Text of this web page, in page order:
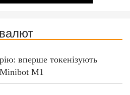
вперше токенізують
M1